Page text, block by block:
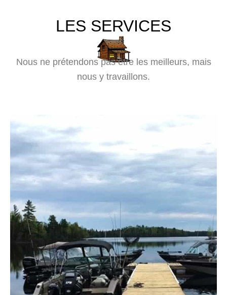
LES SERVICES
Nous ne prétendons pas être les meilleurs, mais
nous y travaillons.